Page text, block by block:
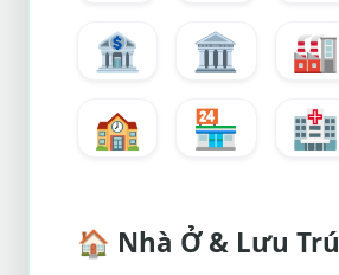
🏦
🏛️ 🏭
🏫
🏪 🏥
🏠 Nhà Ở & Lưu Trú